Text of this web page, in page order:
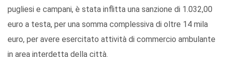
pugliesi e campani, è stata inflitta una sanzione di 1.032,00
euro a testa, per una somma complessiva di oltre 14 mila
euro, per avere esercitato attività di commercio ambulante
in area interdetta della città.